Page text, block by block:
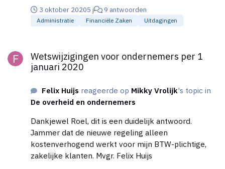
3 oktober 20205 j 9 antwoorden
Administratie Financiële Zaken Uitdagingen
Wetswijzigingen voor ondernemers per 1
januari 2020
Felix Huijs reageerde op Mikky Vrolijk's topic in
De overheid en ondernemers
Dankjewel Roel, dit is een duidelijk antwoord.
Jammer dat de nieuwe regeling alleen
kostenverhogend werkt voor mijn BTW-plichtige,
zakelijke klanten. Mvgr. Felix Huijs